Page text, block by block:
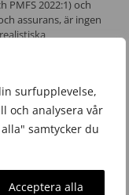
surfupplevelse,
och analysera vår
samtycker du
Acceptera alla
PMFS 2022:1) och
assurans, är ingen
att läsa mer